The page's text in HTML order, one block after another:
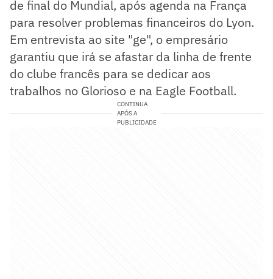
de final do Mundial, após agenda na França
para resolver problemas financeiros do Lyon.
Em entrevista ao site "ge", o empresário
garantiu que irá se afastar da linha de frente
do clube francês para se dedicar aos
trabalhos no Glorioso e na Eagle Football.
CONTINUA
APÓS A
PUBLICIDADE